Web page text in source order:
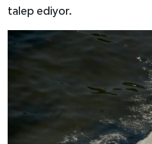
talep ediyor.